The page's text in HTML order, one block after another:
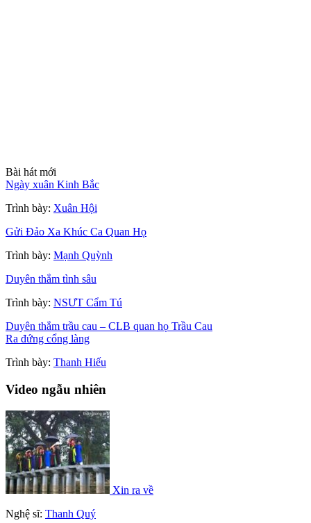
Bài hát mới
Ngày xuân Kinh Bắc
Trình bày: Xuân Hội
Gửi Đảo Xa Khúc Ca Quan Họ
Trình bày: Mạnh Quỳnh
Duyên thắm tình sâu
Trình bày: NSƯT Cẩm Tú
Duyên thắm trầu cau – CLB quan họ Trầu Cau
Ra đứng cổng làng
Trình bày: Thanh Hiếu
Video ngẫu nhiên
Xin ra về
Nghệ sĩ: Thanh Quý